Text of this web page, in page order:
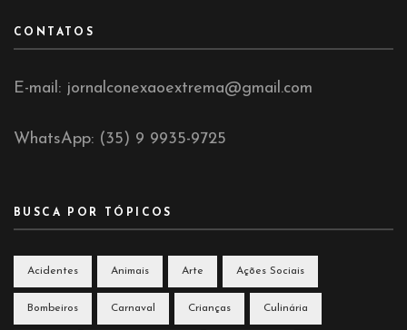
CONTATOS
E-mail: jornalconexaoextrema@gmail.com
WhatsApp: (35) 9 9935-9725
BUSCA POR TÓPICOS
Acidentes Animais Arte Ações Sociais
Bombeiros Carnaval Crianças Culinária